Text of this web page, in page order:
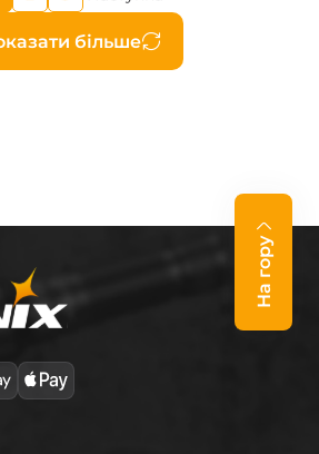
Розбивка
на
сторінки
більше
PagePage
Наступна
сторінка
На гору